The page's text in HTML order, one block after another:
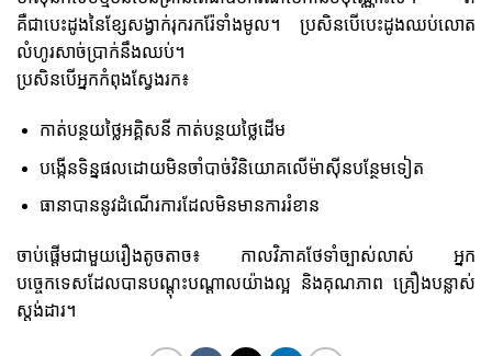
គឺជាបេះដូងនៃខ្សែសង្វាក់រុករករ៉ែទាំងមូល។ ប្រសិនបើបេះដូងឈប់លោត
លំហូរសាច់ប្រាក់នឹងឈប់។
ប្រសិនបើអ្នកកំពុងស្វែងរក៖
កាត់បន្ថយថ្លៃអគ្គិសនី កាត់បន្ថយថ្លៃដើម
បង្កើនទិន្នផលដោយមិនចាំបាច់វិនិយោគលើម៉ាស៊ីនបន្ថែមទៀត
ធានាបាននូវដំណើរការដែលមិនមានការរំខាន
ចាប់ផ្តើមជាមួយរឿងតូចតាច៖ កាលវិភាគថែទាំច្បាស់លាស់ អ្នក
បច្ចេកទេសដែលបានបណ្តុះបណ្តាលយ៉ាងល្អ និងគុណភាព គ្រឿងបន្លាស់
ស្តង់ដារ។